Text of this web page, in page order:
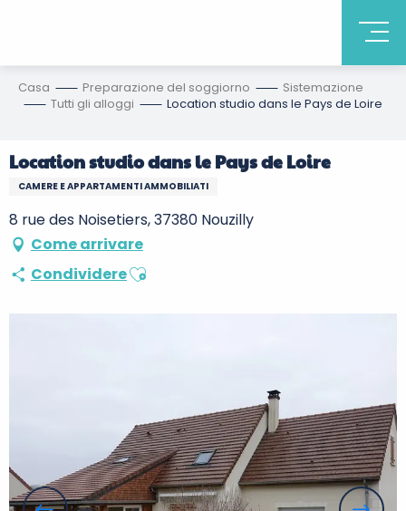
Casa Preparazione del soggiorno
Sistemazione
Tutti gli alloggi
Location studio dans le Pays de Loire
Location studio dans le Pays de Loire
CAMERE E APPARTAMENTI AMMOBILIATI
8 rue des Noisetiers, 37380 Nouzilly
Come arrivare
CondividereAjouter aux favoris